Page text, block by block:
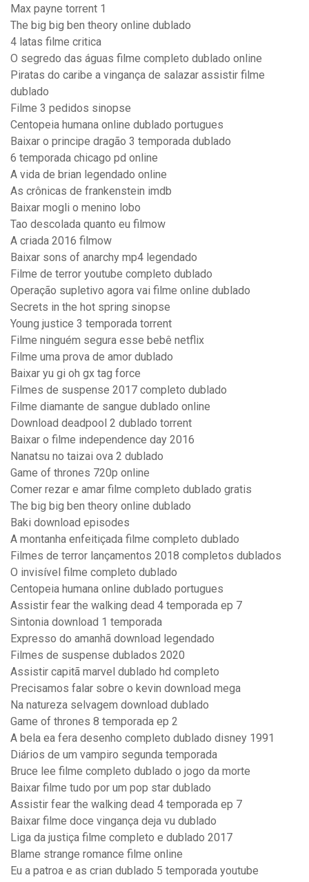
Max payne torrent 1
The big big ben theory online dublado
4 latas filme critica
O segredo das águas filme completo dublado online
Piratas do caribe a vingança de salazar assistir filme
dublado
Filme 3 pedidos sinopse
Centopeia humana online dublado portugues
Baixar o principe dragão 3 temporada dublado
6 temporada chicago pd online
A vida de brian legendado online
As crônicas de frankenstein imdb
Baixar mogli o menino lobo
Tao descolada quanto eu filmow
A criada 2016 filmow
Baixar sons of anarchy mp4 legendado
Filme de terror youtube completo dublado
Operação supletivo agora vai filme online dublado
Secrets in the hot spring sinopse
Young justice 3 temporada torrent
Filme ninguém segura esse bebê netflix
Filme uma prova de amor dublado
Baixar yu gi oh gx tag force
Filmes de suspense 2017 completo dublado
Filme diamante de sangue dublado online
Download deadpool 2 dublado torrent
Baixar o filme independence day 2016
Nanatsu no taizai ova 2 dublado
Game of thrones 720p online
Comer rezar e amar filme completo dublado gratis
The big big ben theory online dublado
Baki download episodes
A montanha enfeitiçada filme completo dublado
Filmes de terror lançamentos 2018 completos dublados
O invisível filme completo dublado
Centopeia humana online dublado portugues
Assistir fear the walking dead 4 temporada ep 7
Sintonia download 1 temporada
Expresso do amanhã download legendado
Filmes de suspense dublados 2020
Assistir capitã marvel dublado hd completo
Precisamos falar sobre o kevin download mega
Na natureza selvagem download dublado
Game of thrones 8 temporada ep 2
A bela ea fera desenho completo dublado disney 1991
Diários de um vampiro segunda temporada
Bruce lee filme completo dublado o jogo da morte
Baixar filme tudo por um pop star dublado
Assistir fear the walking dead 4 temporada ep 7
Baixar filme doce vingança deja vu dublado
Liga da justiça filme completo e dublado 2017
Blame strange romance filme online
Eu a patroa e as crian dublado 5 temporada youtube